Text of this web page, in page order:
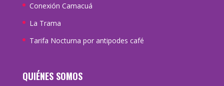
Conexión Camacuá
La Trama
Tarifa Nocturna por antipodes café
QUIÉNES SOMOS